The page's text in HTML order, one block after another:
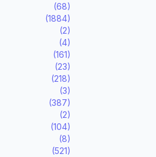
(68)
(1884)
(2)
(4)
(161)
(23)
(218)
(3)
(387)
(2)
(104)
(8)
(521)